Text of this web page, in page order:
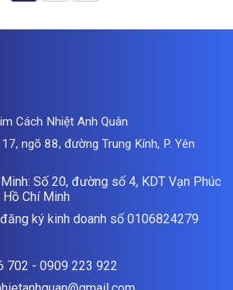
Cách Nhiệt Anh Quân
ngõ 88, đường Trung Kính, P. Yên
Số 20, đường số 4, KDT Vạn Phúc
Hồ Chí Minh
ký kinh doanh số 0106824279
702 - 0909 223 922